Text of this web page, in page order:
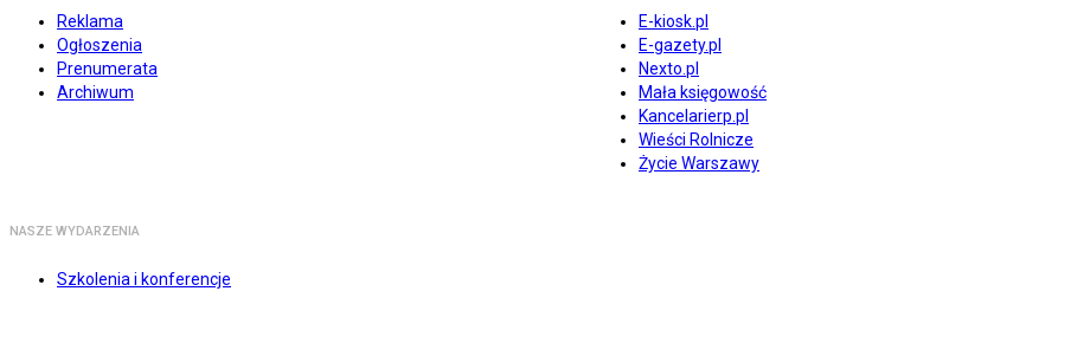
Reklama
Ogłoszenia
Prenumerata
Archiwum
E-kiosk.pl
E-gazety.pl
Nexto.pl
Mała księgowość
Kancelarierp.pl
Wieści Rolnicze
Życie Warszawy
NASZE WYDARZENIA
Szkolenia i konferencje